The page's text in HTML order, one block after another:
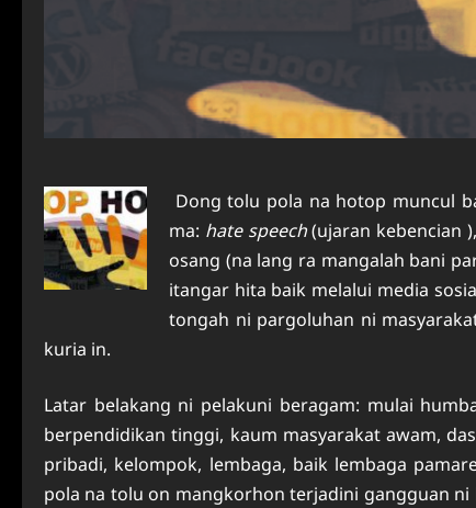
Dong tolu pola na hotop muncul
ma: hate speech(ujaran kebencian ),
osang (na lang ra mangalah bani
itangar hita baik melalui media
tongah ni pargoluhan ni
kuria in.
Latar belakang ni pelakuni beragam: mulai
berpendidikan tinggi, kaum masyarakat awam,
pribadi, kelompok, lembaga, baik lembaga
pola na tolu on mangkorhon terjadini gangguan